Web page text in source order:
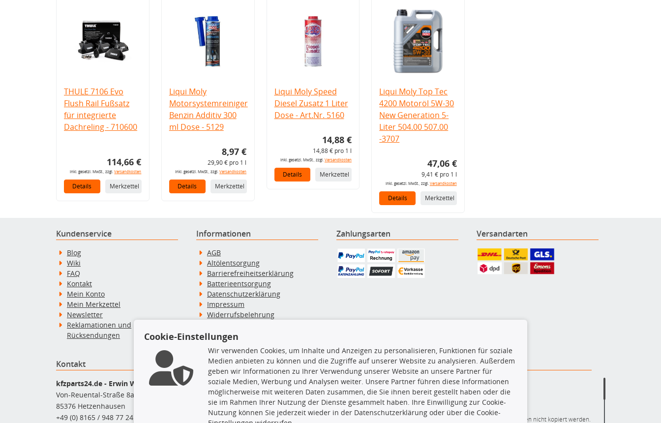
THULE 7106 Evo
Flush Rail Fußsatz
für integrierte
Dachreling - 710600
114,66 €
inkl. gesetzl. MwSt., zzgl.Versandkosten
Details Merkzettel
Liqui Moly
Motorsystemreiniger
Benzin Additiv 300
ml Dose - 5129
8,97 €
29,90 € pro 1 l
inkl. gesetzl. MwSt., zzgl.Versandkosten
Details Merkzettel
Liqui Moly Speed
Diesel Zusatz 1 Liter
Dose - Art.Nr. 5160
14,88 €
14,88 € pro 1 l
inkl. gesetzl. MwSt., zzgl. Versandkosten
Details Merkzettel
Liqui Moly Top Tec
4200 Motoröl 5W-30
New Generation 5-
Liter 504.00 507.00
-3707
47,06 €
9,41 € pro 1 l
inkl. gesetzl. MwSt., zzgl. Versandkosten
Details Merkzettel
Kundenservice
Blog
Wiki
FAQ
Kontakt
Mein Konto
Mein Merkzettel
Newsletter
Reklamationen und
Rücksendungen
Informationen
AGB
Altölentsorgung
Barrierefreiheitserklärung
Batterieentsorgung
Datenschutzerklärung
Impressum
Widerrufsbelehrung
Zahlung & Versand
Zahlungsarten Versandarten
Kontakt
kfzparts24.de - Erwin Weber GmbH
Von-Reuental-Straße 8a
85376 Hetzenhausen
+49 (0) 8165 / 948 77 24
Top Produkte
Dachboxen
Dachgrundträger
Ersatzteile
Fahrradträger
TecDoc Inside
Die hier angezeigten Daten insbesondere die gesamte Datenbank dürfen nicht kopiert werden.
Cookie-Einstellungen
Wir verwenden Cookies, um Inhalte und Anzeigen zu personalisieren, Funktionen für soziale
Medien anbieten zu können und die Zugriffe auf unserer Website zu analysieren. Außerdem
geben wir Informationen zu Ihrer Verwendung unserer Website an unsere Partner für
soziale Medien, Werbung und Analysen weiter. Unsere Partner führen diese Informationen
möglicherweise mit weiteren Daten zusammen, die Sie ihnen bereit gestellt haben oder die
sie im Rahmen Ihrer Nutzung der Dienste gesammelt haben. Ihre Einwilligung zur Cookie-
Nutzung können Sie jederzeit wieder in der Datenschutzerklärung oder über die Cookie-